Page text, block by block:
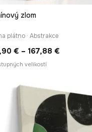
RYCHLÉ ZOBRAZENÍ
zlom
plátno · Abstrakce
€ – 167,88 €
až
167,88 €
velikostí